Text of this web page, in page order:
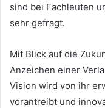
sind bei Fachleuten
sehr gefragt.
Mit Blick auf die
Anzeichen einer
Vision wird von ihr
vorantreibt und